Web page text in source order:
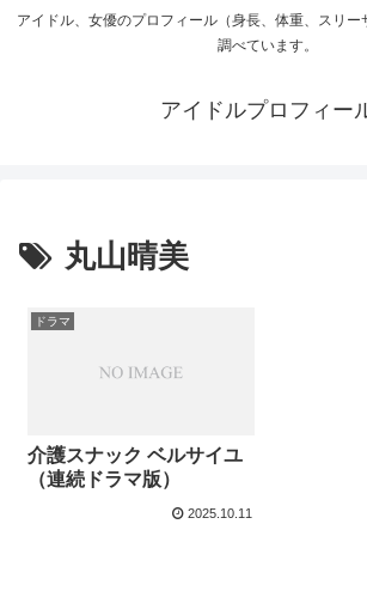
アイドル、女優のプロフィール（身長、体重、スリー
調べています。
アイドルプロフィー
丸山晴美
ドラマ
介護スナック ベルサイユ
（連続ドラマ版）
2025.10.11